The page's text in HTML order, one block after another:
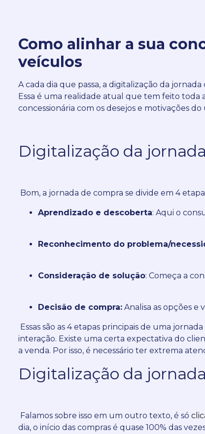
Como alinhar a sua
veículos
A cada dia que passa, a digitalização da
Essa é uma realidade atual que tem feito toda
concessionária com os desejos e motivações
Digitalização da
Bom, a jornada de compra se divide em 4
Aprendizado e descoberta: Aqui o
Reconhecimento do problema/
Consideração de solução: Começa a
Decisão de compra: Analisa as opções e
Essas são as 4 etapas principais de uma
interação. Existe uma certa expectativa do
a venda. Por isso, é necessário ter extrema
Digitalização da
Falamos sobre isso em um outro texto, é só
dia, o início das compras é quase 100% das